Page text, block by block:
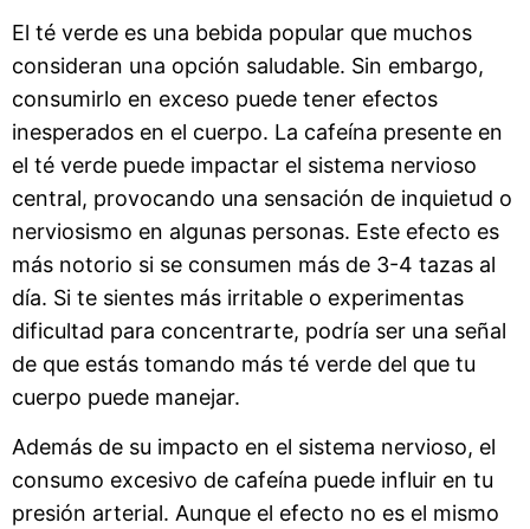
El té verde es una bebida popular que muchos
consideran una opción saludable. Sin embargo,
consumirlo en exceso puede tener efectos
inesperados en el cuerpo. La cafeína presente en
el té verde puede impactar el sistema nervioso
central, provocando una sensación de inquietud o
nerviosismo en algunas personas. Este efecto es
más notorio si se consumen más de 3-4 tazas al
día. Si te sientes más irritable o experimentas
dificultad para concentrarte, podría ser una señal
de que estás tomando más té verde del que tu
cuerpo puede manejar.
Además de su impacto en el sistema nervioso, el
consumo excesivo de cafeína puede influir en tu
presión arterial. Aunque el efecto no es el mismo